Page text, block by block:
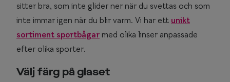
sitter bra, som inte glider ner när du svettas och som
inte immar igen när du blir varm. Vi har ett unikt
sortiment sportbågar med olika linser anpassade
efter olika sporter.
Välj färg på glaset